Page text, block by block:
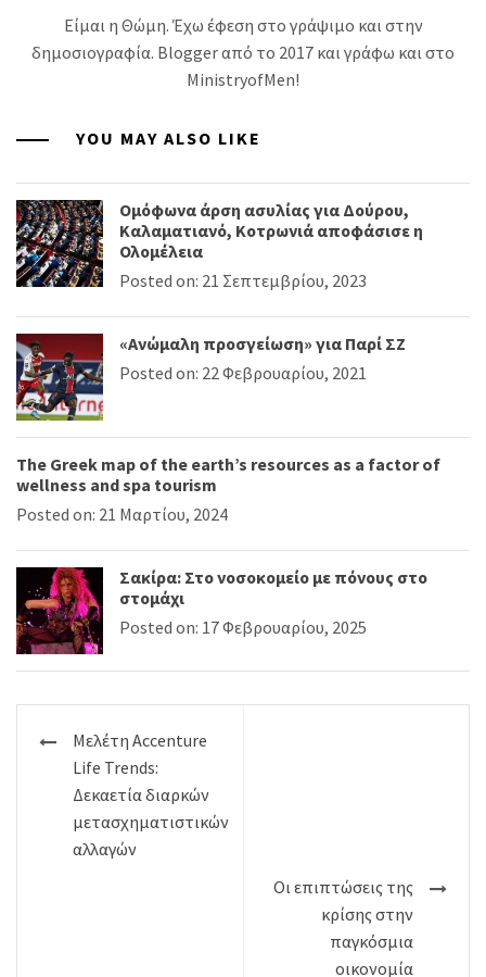
Είμαι η Θώμη. Έχω έφεση στο γράψιμο και στην
δημοσιογραφία. Blogger από το 2017 και γράφω και στο
MinistryofMen!
YOU MAY ALSO LIKE
Ομόφωνα άρση ασυλίας για Δούρου,
Καλαματιανό, Κοτρωνιά αποφάσισε η
Ολομέλεια
Posted on: 21 Σεπτεμβρίου, 2023
«Ανώμαλη προσγείωση» για Παρί ΣΖ
Posted on: 22 Φεβρουαρίου, 2021
The Greek map of the earth’s resources as a factor of
wellness and spa tourism
Posted on: 21 Μαρτίου, 2024
Σακίρα: Στο νοσοκομείο με πόνους στο
στομάχι
Posted on: 17 Φεβρουαρίου, 2025
Πλοήγηση
άρθρων
Μελέτη Accenture
Life Trends:
Δεκαετία διαρκών
μετασχηματιστικών
αλλαγών
Οι επιπτώσεις της
κρίσης στην
παγκόσμια
οικονομία